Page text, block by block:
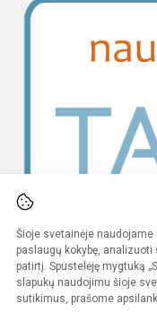
Šioje svetainėje
paslaugų kokybę,
patirtį. Spustelėję mygtuką
slapukų naudojimu šioje
sutikimus, prašome